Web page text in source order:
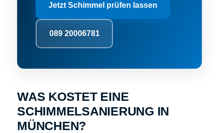
Jetzt Schimmel prüfen lassen
089 20006781
WAS KOSTET EINE
SCHIMMELSANIERUNG IN
MÜNCHEN?